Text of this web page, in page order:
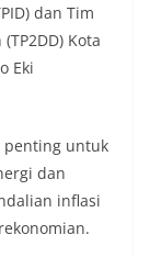
dan Tim
Kota
Eki
penting untuk
dan
inflasi